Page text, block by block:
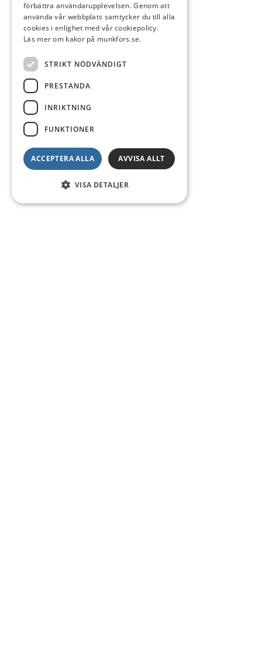
förbättra användarupplevelsen. Genom att
använda vår webbplats samtycker du till alla
cookies i enlighet med vår cookiepolicy.
Läs mer om kakor på munkfors.se.
STRIKT NÖDVÄNDIGT
PRESTANDA
INRIKTNING
FUNKTIONER
ACCEPTERA ALLA AVVISA ALLT
VISA DETALJER